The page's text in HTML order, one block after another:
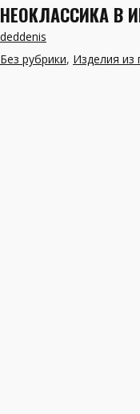
НЕОКЛАССИКА В
deddenis
Без рубрики, Изделия из